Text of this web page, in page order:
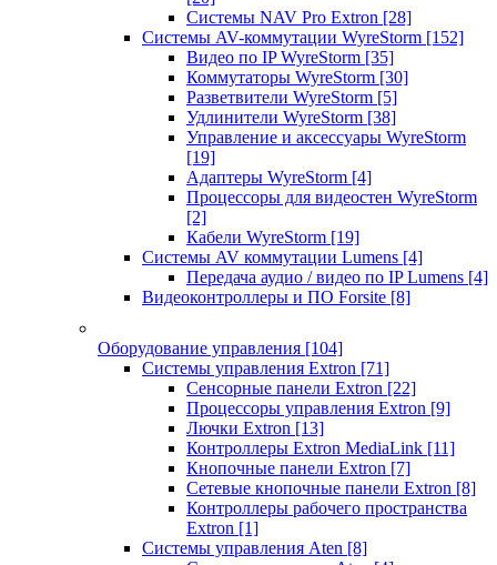
Системы NAV Pro Extron [28]
Системы AV-коммутации WyreStorm [152]
Видео по IP WyreStorm [35]
Коммутаторы WyreStorm [30]
Разветвители WyreStorm [5]
Удлинители WyreStorm [38]
Управление и аксессуары WyreStorm
[19]
Адаптеры WyreStorm [4]
Процессоры для видеостен WyreStorm
[2]
Кабели WyreStorm [19]
Системы AV коммутации Lumens [4]
Передача аудио / видео по IP Lumens [4]
Видеоконтроллеры и ПО Forsite [8]
Оборудование управления [104]
Системы управления Extron [71]
Сенсорные панели Extron [22]
Процессоры управления Extron [9]
Лючки Extron [13]
Контроллеры Extron MediaLink [11]
Кнопочные панели Extron [7]
Сетевые кнопочные панели Extron [8]
Контроллеры рабочего пространства
Extron [1]
Системы управления Aten [8]